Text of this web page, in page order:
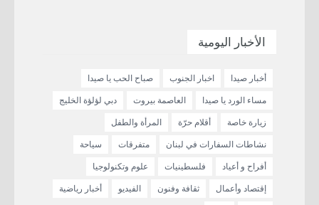
الأخبار اليومية
أخبار صيدا اخبار الجنوب صباح الحب يا صيدا
مساء الورد يا صيدا العاصمة بيروت دبي لؤلؤة الخليج
زيارة خاصة أقلام حرّة المرأة والطفل
نشاطات السفارات في لبنان متفرقات سياحة
أفراح و أعياد فلسطينيات علوم وتكنولوجيا
إقتصاد وأعمال ثقافة وفنون الفيديو أخبار رياضية